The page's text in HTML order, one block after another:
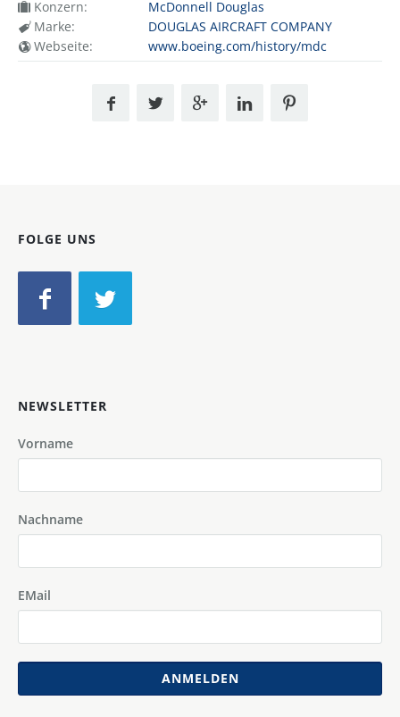
Konzern:
McDonnell Douglas
Marke:
DOUGLAS AIRCRAFT COMPANY
Webseite:
www.boeing.com/history/mdc
FOLGE UNS
NEWSLETTER
Vorname
Nachname
EMail
ANMELDEN